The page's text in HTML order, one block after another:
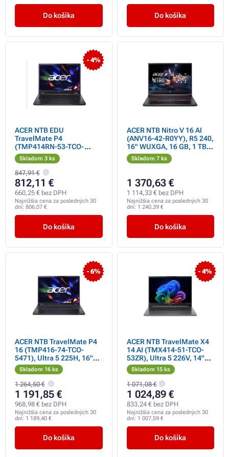
Do košíka Do košíka
- 4%
ACER NTB EDU
TravelMate P4
(TMP414RN-53-TCO-
36U6), i3-1315U, 14"
1920x1200, 8GB, 512GB
SSD, Intel UHD, W11PRO,
StateBlue
Skladom 3 ks
847,91 €
812,11 €
660,25 € bez DPH
Najnižšia cena za posledných 30
dní: 806,07 €
Do košíka
ACER NTB Nitro V 16 AI
(ANV16-42-R0YY), R5 240,
16" WUXGA, 16 GB, 1 TB
SSD, RTX 5060, W11H,
Black
Skladom 7 ks
1 370,63 €
1 114,33 € bez DPH
Najnižšia cena za posledných 30
dní: 1 240,39 €
Do košíka
- 6%
ACER NTB TravelMate P4
16 (TMP416-74-TCO-
5471), Ultra 5 225H, 16"
1920x1200, 16GB, 512GB
SSD, Intel, W 11 Pro, Slate
Blue
Skladom 16 ks
1 264,50 €
1 191,85 €
968,98 € bez DPH
Najnižšia cena za posledných 30
dní: 1 189,40 €
Do košíka
- 4%
ACER NTB TravelMate X4
14 AI (TMX414-51-TCO-
53ZR), Ultra 5 226V, 14"
WUXGA, 16GB, 1TB SSD,
Intel, W11P, Gray
Skladom 15 ks
1 071,08 €
1 024,89 €
833,24 € bez DPH
Najnižšia cena za posledných 30
dní: 1 007,59 €
Do košíka